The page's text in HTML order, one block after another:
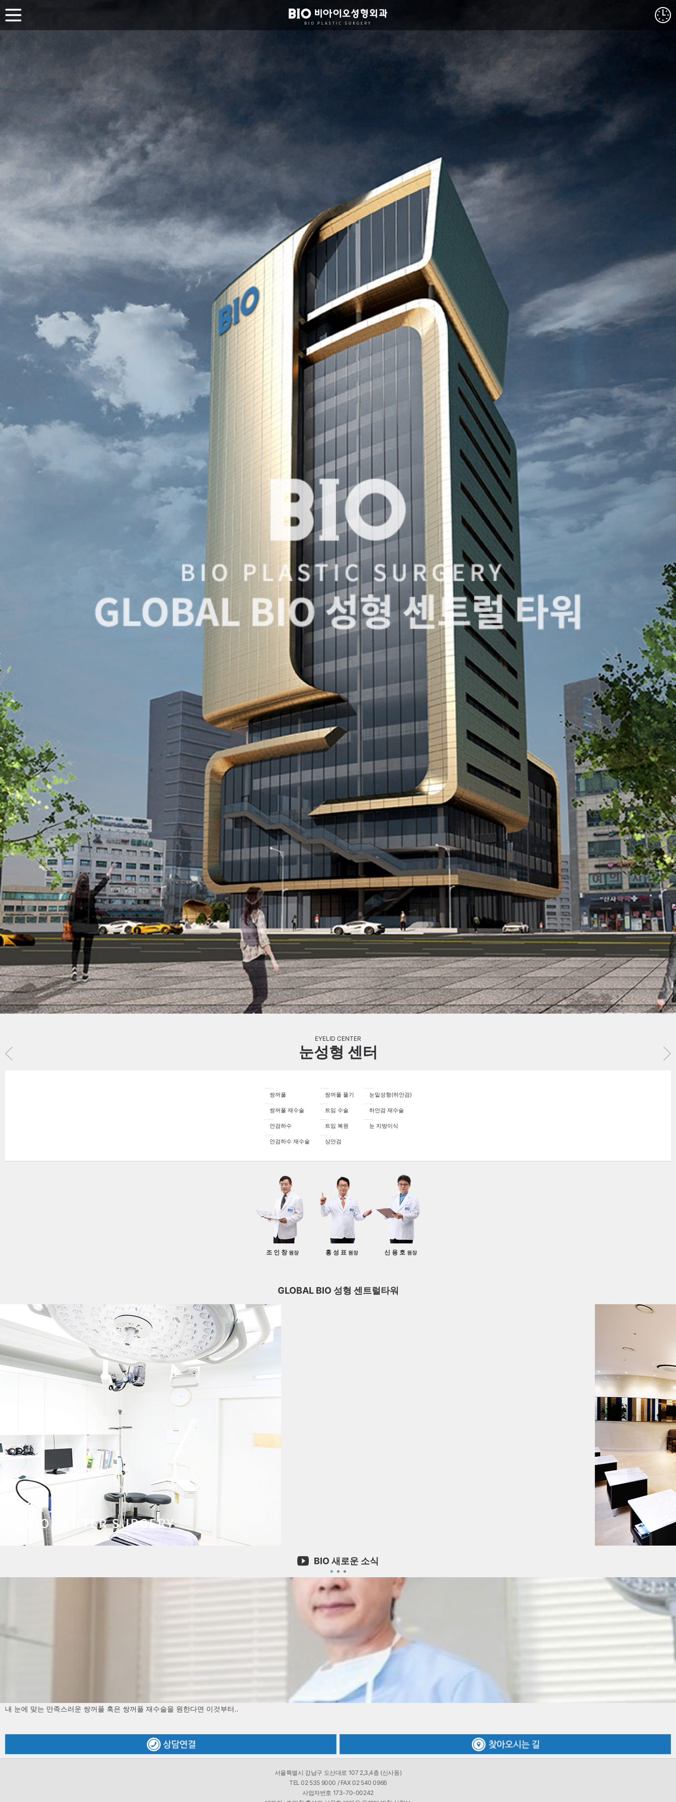
EYELID CENTER
눈성형 센터
쌍꺼풀
쌍꺼풀 재수술
안검하수
안검하수 재수술
쌍꺼풀 풀기
트임 수술
트임 복원
상안검
눈밑성형(하안검)
하안검 재수술
눈 지방이식
조 인 창 원장 홍 성 표 원장 신 용 호 원장
GLOBAL BIO 성형 센트럴타워
BIO 새로운 소식
"김경란의 비즈인사이드"홍성표원장님 출연
서울특별시 강남구 도산대로 107 2,3,4층 (신사동)
TEL 02 535 9000 / FAX 02 540 0966